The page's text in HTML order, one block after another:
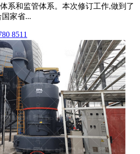
系和监管体系。本次修订工作,做到了
家省...
8511